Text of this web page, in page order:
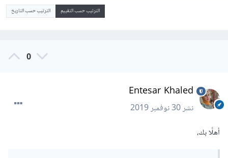
الترتيب حسب التقييم الترتيب حسب التاريخ
0
Entesar Khaled
نشر30 نوفمبر 2019
أهلًا بك،